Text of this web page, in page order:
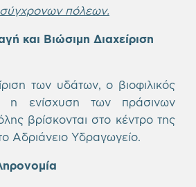
πόλεων.
και Βιώσιμη Διαχείριση
των υδάτων, ο βιοφιλικός
η ενίσχυση των πράσινων
βρίσκονται στο κέντρο της
Αδριάνειο Υδραγωγείο.